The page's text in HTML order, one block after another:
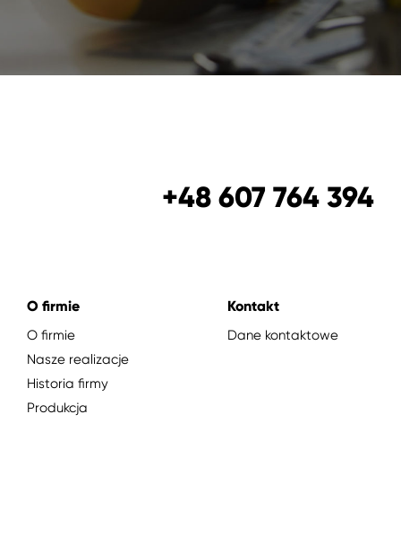
+48 607 764 394
O firmie
O firmie
Nasze realizacje
Historia firmy
Produkcja
Kontakt
Dane kontaktowe